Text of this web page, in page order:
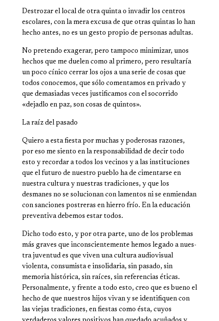
Destrozar el local de otra quinta o invadir los centros
escolares, con la mera excusa de que otras quintas lo han
hecho antes, no es un gesto propio de personas adultas.
No pretendo exagerar, pero tampoco minimizar, unos
hechos que me duelen como al primero, pero resultaría
un poco cínico cerrar los ojos a una serie de cosas que
todos conocemos, que sólo comentamos en privado y
que de­masiadas veces justificamos con el socorrido
«dejadlo en paz, son cosas de quintos».
La raíz del pasado
Quiero a esta fiesta por mu­chas y poderosas razones,
por eso me siento en la respon­sabilidad de decir todo
esto y recordar a todos los vecinos y a las instituciones
que el futuro de nuestro pueblo ha de cimen­tarse en
nuestra cultura y nuestras tradiciones, y que los
desmanes no se solucionan con lamentos ni se enmiendan
con sanciones postreras en hierro frío. En la educación
preven­tiva debemos estar todos.
Dicho todo esto, y por otra parte, uno de los problemas
más graves que inconscien­temente hemos legado a nues­
tra juventud es que viven una cultura audiovisual
violenta, consumista e insolidaria, sin pasado, sin
memoria histórica, sin raíces, sin referencias éti­cas.
Personalmente, y frente a todo esto, creo que es bueno el
hecho de que nuestros hijos vivan y se identifiquen con
las viejas tradiciones, en fiestas como ésta, cuyos